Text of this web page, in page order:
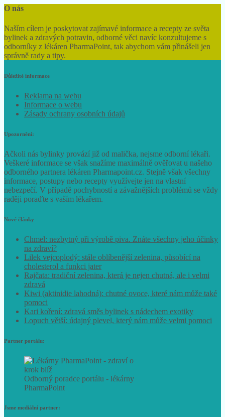
O nás
Naším cílem je poskytovat zajímavé informace a recepty ze světa
bylinek a zdravých potravin, odborné věci navíc konzultujeme s
odborníky z lékáren PharmaPoint, tak abychom vám přinášeli jen
správně rady a tipy.
Důležité informace
Reklama na webu
Informace o webu
Zásady ochrany osobních údajů
Upozornění:
Ačkoli nás bylinky provází již od malička, nejsme odborní lékaři.
Veškeré informace se však snažíme maximálně ověřovat u našeho
odborného partnera lékáren Pharmapoint.cz. Stejně však všechny
informace, postupy nebo recepty využívejte jen na vlastní
nebezpečí. V případě pochybností a závažnějších problémů se vždy
raději poraďte s vaším lékařem.
Nové články
Chmel: nezbytný při výrobě piva. Znáte všechny jeho účinky
na zdraví?
Lilek vejcoplodý: stále oblíbenější zelenina, působící na
cholesterol a funkci jater
Rajčata: tradiční zelenina, která je nejen chutná, ale i velmi
zdravá
Kiwi (aktinidie lahodná): chutné ovoce, které nám může také
pomoci
Kari koření: zdravá směs bylinek s nádechem exotiky
Lopuch větší: údajný plevel, který nám může velmi pomoci
Partner portálu:
Odborný poradce portálu - lékárny
PharmaPoint
Jsme mediální partner: